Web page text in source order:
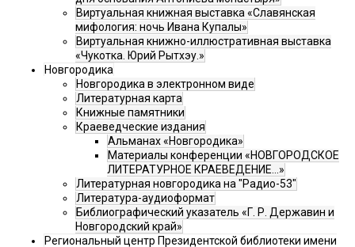
Виртуальная книжная выставка «Славянская
мифология: ночь Ивана Купалы»
Виртуальная книжно-иллюстративная выставка
«Чукотка. Юрий Рытхэу.»
Новгородика
Новгородика в электронном виде
Литературная карта
Книжные памятники
Краеведческие издания
Альманах «Новгородика»
Материалы конференции «НОВГОРОДСКОЕ
ЛИТЕРАТУРНОЕ КРАЕВЕДЕНИЕ...»
Литературная новгородика на "Радио-53"
Литература-аудиоформат
Библиографический указатель «Г. Р. Державин и
Новгородский край»
Региональный центр Президентской библиотеки имени